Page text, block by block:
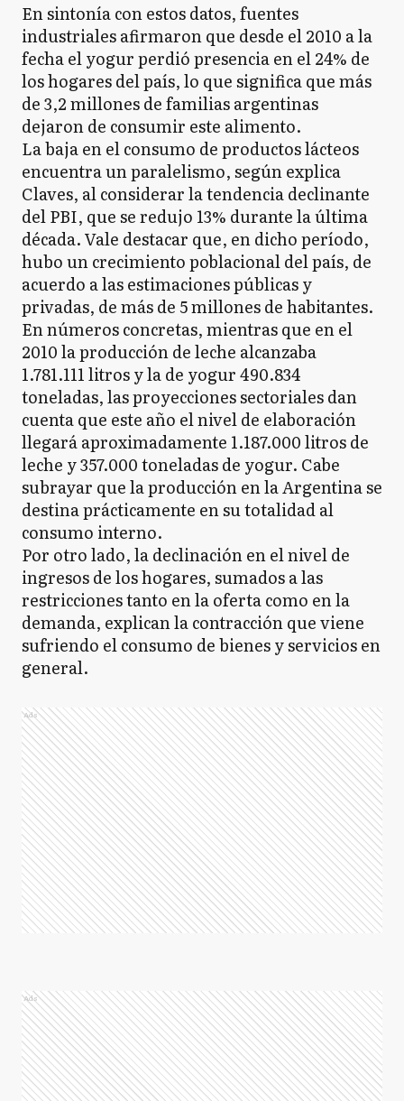
En sintonía con estos datos, fuentes
industriales afirmaron que desde el 2010 a la
fecha el yogur perdió presencia en el 24% de
los hogares del país, lo que significa que más
de 3,2 millones de familias argentinas
dejaron de consumir este alimento.
La baja en el consumo de productos lácteos
encuentra un paralelismo, según explica
Claves, al considerar la tendencia declinante
del PBI, que se redujo 13% durante la última
década. Vale destacar que, en dicho período,
hubo un crecimiento poblacional del país, de
acuerdo a las estimaciones públicas y
privadas, de más de 5 millones de habitantes.
En números concretas, mientras que en el
2010 la producción de leche alcanzaba
1.781.111 litros y la de yogur 490.834
toneladas, las proyecciones sectoriales dan
cuenta que este año el nivel de elaboración
llegará aproximadamente 1.187.000 litros de
leche y 357.000 toneladas de yogur. Cabe
subrayar que la producción en la Argentina se
destina prácticamente en su totalidad al
consumo interno.
Por otro lado, la declinación en el nivel de
ingresos de los hogares, sumados a las
restricciones tanto en la oferta como en la
demanda, explican la contracción que viene
sufriendo el consumo de bienes y servicios en
general.
Ads
Ads